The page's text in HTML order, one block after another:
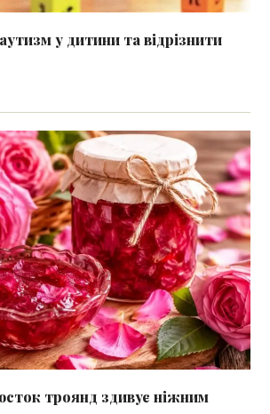
у дитини та відрізнити
троянд здивує ніжним